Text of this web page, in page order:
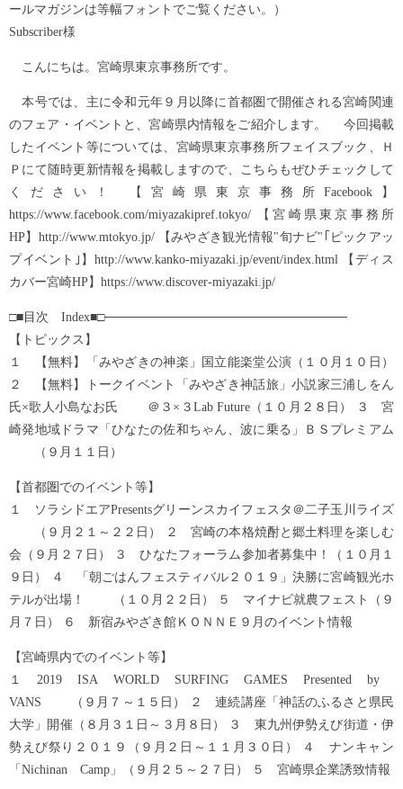
ールマガジンは等幅フォントでご覧ください。）
Subscriber様
こんにちは。宮崎県東京事務所です。
本号では、主に令和元年９月以降に首都圏で開催される宮崎関連
のフェア・イベントと、宮崎県内情報をご紹介します。 今回掲載
したイベント等については、宮崎県東京事務所フェイスブック、Ｈ
Ｐにて随時更新情報を掲載しますので、こちらもぜひチェックして
ください！ 【宮崎県東京事務所Facebook】
https://www.facebook.com/miyazakipref.tokyo/ 【宮崎県東京事務所
HP】http://www.mtokyo.jp/ 【みやざき観光情報"旬ナビ"｢ピックアッ
プイベント｣】http://www.kanko-miyazaki.jp/event/index.html 【ディス
カバー宮崎HP】https://www.discover-miyazaki.jp/
□■目次 Index■□───────────────────────────
【トピックス】
１ 【無料】「みやざきの神楽」国立能楽堂公演（１０月１０日）
２ 【無料】トークイベント「みやざき神話旅」小説家三浦しをん
氏×歌人小島なお氏 ＠３×３Lab Future（１０月２８日） ３ 宮
崎発地域ドラマ「ひなたの佐和ちゃん、波に乗る」ＢＳプレミアム
（９月１１日）
【首都圏でのイベント等】
１ ソラシドエアPresentsグリーンスカイフェスタ＠二子玉川ライズ
（９月２１～２２日） ２ 宮崎の本格焼酎と郷土料理を楽しむ
会（９月２７日） ３ ひなたフォーラム参加者募集中！（１０月１
９日） ４ 「朝ごはんフェスティバル２０１９」決勝に宮崎観光ホ
テルが出場！ （１０月２２日） ５ マイナビ就農フェスト（９
月７日） ６ 新宿みやざき館ＫＯＮＮＥ９月のイベント情報
【宮崎県内でのイベント等】
１ 2019 ISA WORLD SURFING GAMES Presented by
VANS （９月７～１５日） ２ 連続講座「神話のふるさと県民
大学」開催（８月３１日～３月８日） ３ 東九州伊勢えび街道・伊
勢えび祭り２０１９（９月２日～１１月３０日） ４ ナンキャン
「Nichinan Camp」（９月２５～２７日） ５ 宮崎県企業誘致情報